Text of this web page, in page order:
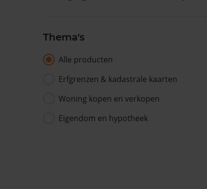
Thema's
Alle producten
Erfgrenzen & kadastrale kaarten
Woning kopen en verkopen
Eigendom en hypotheek